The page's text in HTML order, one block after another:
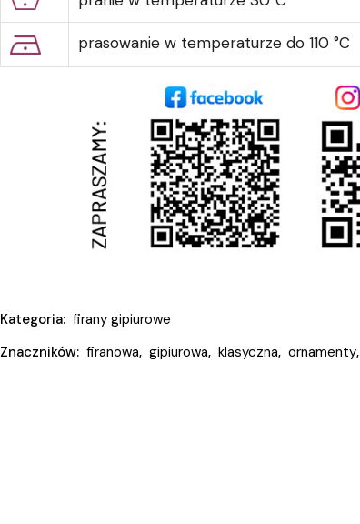
prasowanie w temperaturze do 110 °C
Kategoria: firany gipiurowe
Znaczników: firanowa, gipiurowa, klasyczna, ornamenty,